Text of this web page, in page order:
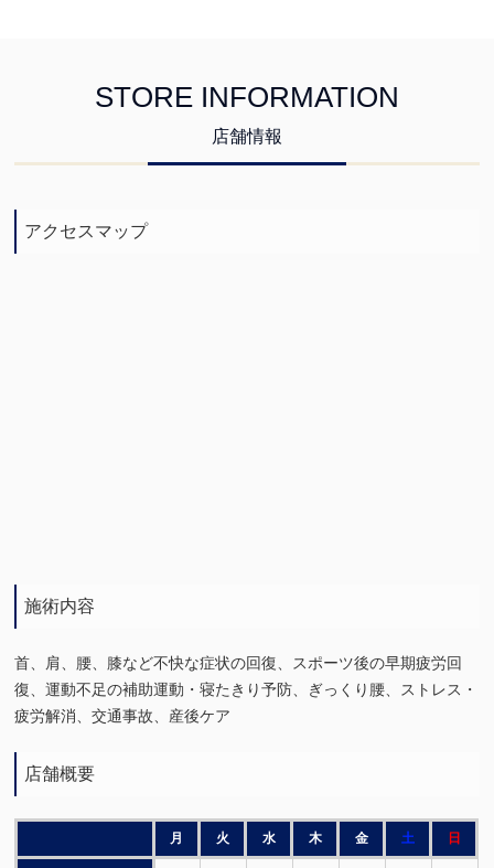
STORE INFORMATION
店舗情報
アクセスマップ
施術内容
首、肩、腰、膝など不快な症状の回復、スポーツ後の早期疲労回
復、運動不足の補助運動・寝たきり予防、ぎっくり腰、ストレス・
疲労解消、交通事故、産後ケア
店舗概要
月 火 水 木 金 土 日